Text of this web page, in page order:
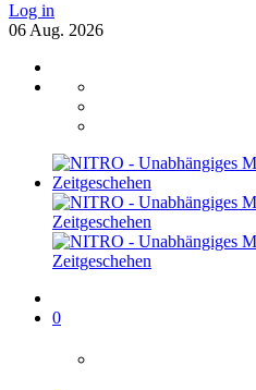
Log in
06 Aug. 2026
0